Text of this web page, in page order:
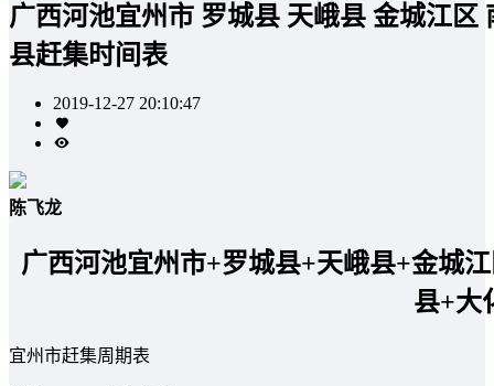
广西河池宜州市 罗城县 天峨县 金城江
县赶集时间表
2019-12-27 20:10:47
陈飞龙
广西河池宜州市+罗城县+天峨县+金城
县+大
宜州市赶集周期表